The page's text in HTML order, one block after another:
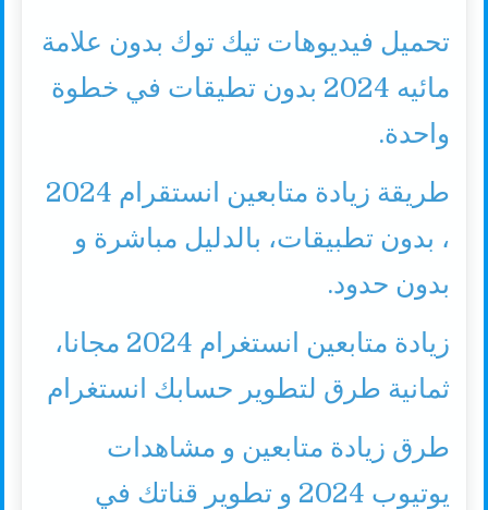
تحميل فيديوهات تيك توك بدون علامة
مائيه 2024 بدون تطيقات في خطوة
واحدة.
طريقة زيادة متابعين انستقرام 2024
، بدون تطبيقات، بالدليل مباشرة و
بدون حدود.
زيادة متابعين انستغرام 2024 مجانا،
ثمانية طرق لتطوير حسابك انستغرام
طرق زيادة متابعين و مشاهدات
يوتيوب 2024 و تطوير قناتك في